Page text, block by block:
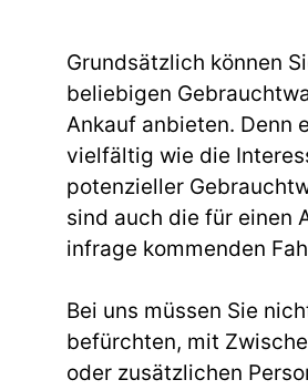
Grundsätzlich können
beliebigen
Ankauf anbieten. Denn
vielfältig wie die
potenzieller
sind auch die für einen
infrage kommenden
Bei uns müssen Sie
befürchten, mit
oder zusätzlichen